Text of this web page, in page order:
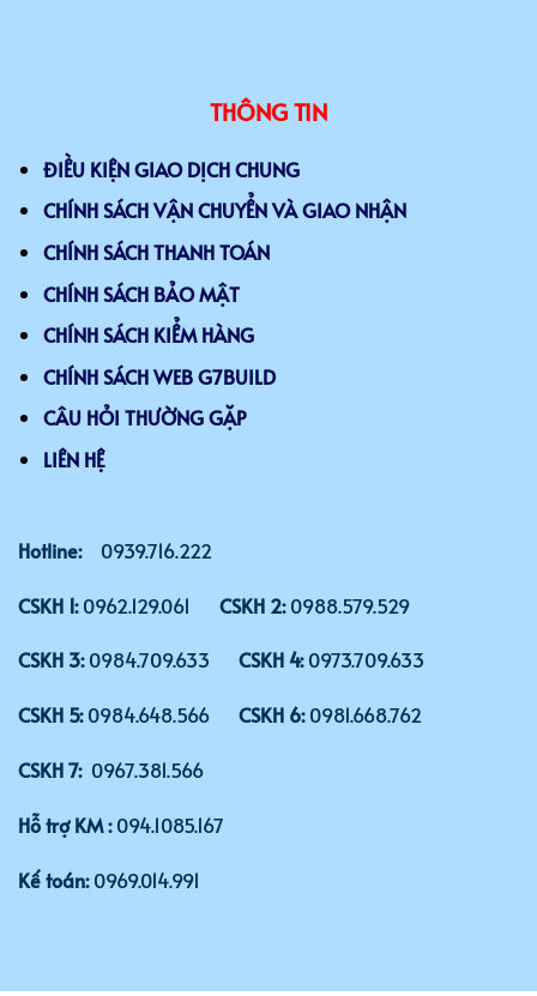
THÔNG TIN
ĐIỀU KIỆN GIAO DỊCH CHUNG
CHÍNH SÁCH VẬN CHUYỂN VÀ GIAO NHẬN
CHÍNH SÁCH THANH TOÁN
CHÍNH SÁCH BẢO MẬT
CHÍNH SÁCH KIỂM HÀNG
CHÍNH SÁCH WEB G7BUILD
CÂU HỎI THƯỜNG GẶP
LIÊN HỆ
Hotline: 0939.716.222
CSKH 1:0962.129.061 CSKH 2:0988.579.529
CSKH 3:0984.709.633 CSKH 4:0973.709.633
CSKH 5:0984.648.566 CSKH 6:0981.668.762
CSKH 7: 0967.381.566
Hỗ trợ KM :094.1085.167
Kế toán:0969.014.991